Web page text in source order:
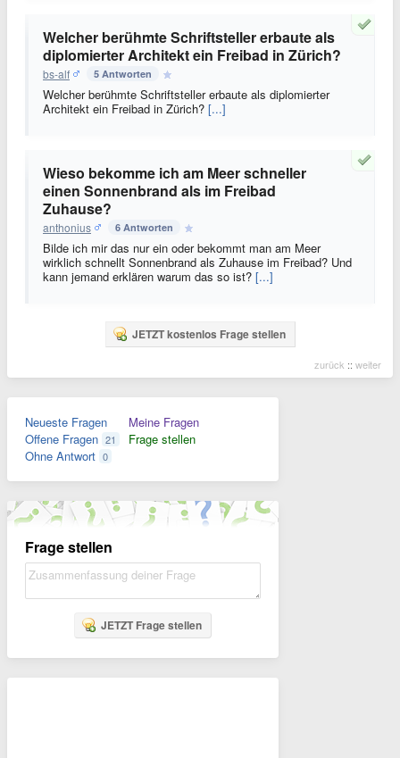
Welcher berühmte Schriftsteller erbaute als
diplomierter Architekt ein Freibad in Zürich?
bs-alf 5 Antworten
Welcher berühmte Schriftsteller erbaute als diplomierter
Architekt ein Freibad in Zürich? [...]
Wieso bekomme ich am Meer schneller
einen Sonnenbrand als im Freibad
Zuhause?
anthonius 6 Antworten
Bilde ich mir das nur ein oder bekommt man am Meer
wirklich schnellt Sonnenbrand als Zuhause im Freibad? Und
kann jemand erklären warum das so ist? [...]
JETZT kostenlos Frage stellen
zurück :: weiter
Neueste Fragen
Offene Fragen 21
Ohne Antwort 0
Meine Fragen
Frage stellen
Frage stellen
JETZT Frage stellen